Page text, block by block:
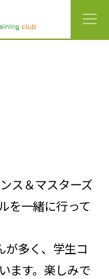
ス＆マスターズ
を一緒に行って
が多く、学生コ
ます。楽しみで